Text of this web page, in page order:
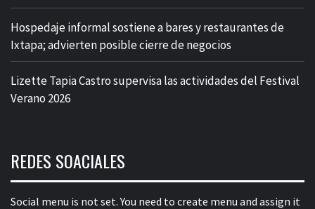
Hospedaje informal sostiene a bares y restaurantes de
Ixtapa; advierten posible cierre de negocios
Lizette Tapia Castro supervisa las actividades del Festival
Verano 2026
REDES SOACIALES
Social menu is not set. You need to create menu and assign it